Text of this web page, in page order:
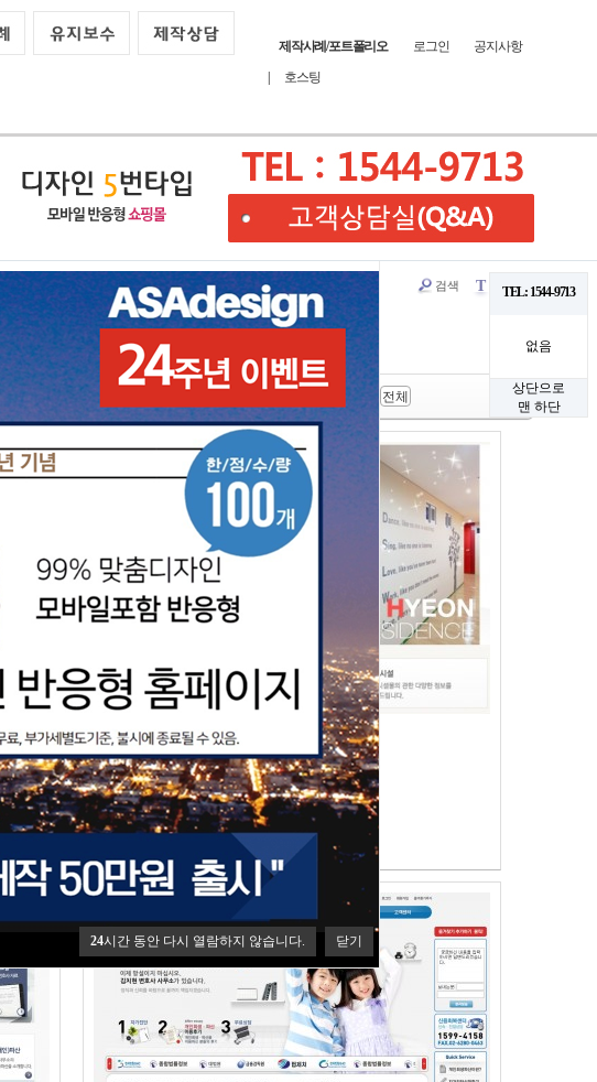
24시간 동안 다시 열람하지 않습니다. 닫기
제작사례/포트폴리오 로그인
공지사항
호스팅
TEL: 1544-9713
없음
상단으로
맨 하단
검색 T 글꼴
전체
공기관/종교
논현레지던스
내용없음
추천: 비지니스,레지던스,숙박,여행,숙소
[법률/부동산 / ] Views
3439